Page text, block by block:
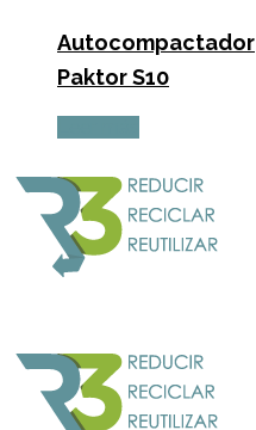
Autocompactador
Paktor S10